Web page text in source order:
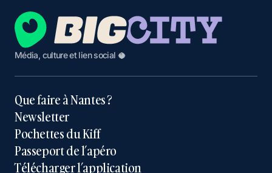
Média, culture et lien social 🥥
Que faire à Nantes ?
Newsletter
Pochettes du Kiff
Passeport de l’apéro
Télécharger l’application